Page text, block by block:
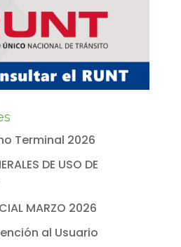
Terminal 2026
DE USO DE
MARZO 2026
al Usuario